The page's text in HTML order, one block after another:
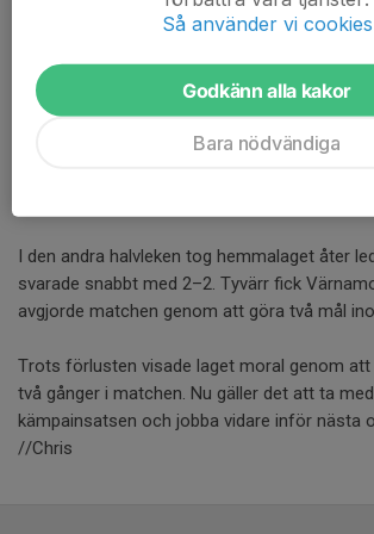
Bortamatchen mot IFK Värnamo slutade
där vi länge var med i resultatmässigt.
Värnamo tog ledningen efter 20 minuter,
i matchen och kvitterade strax innan paus, i
I den andra halvleken tog hemmalaget åter
svarade snabbt med 2–2. Tyvärr fick
avgjorde matchen genom att göra två mål
Trots förlusten visade laget moral genom att
två gånger i matchen. Nu gäller det att ta
kämpainsatsen och jobba vidare inför nästa
//Chris
Så använder vi cookies
Godkänn alla kakor
Bara nödvändiga